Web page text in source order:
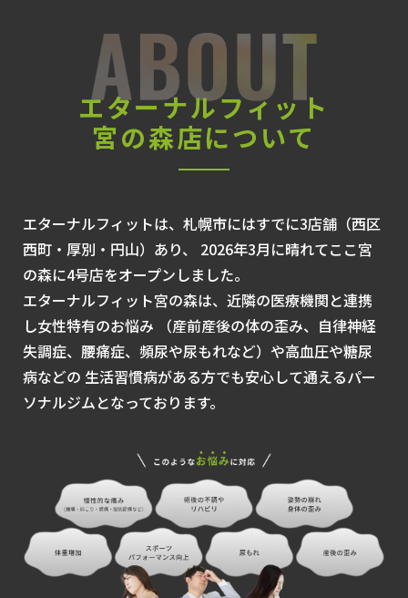
エターナルフィット
宮の森店について
エターナルフィットは、札幌市にはすでに3店舗（西区
西町・厚別・円山）あり、
2026年3月に晴れてここ宮
の森に4号店をオープンしました。
エターナルフィット宮の森は、近隣の医療機関と連携
し女性特有のお悩み （産前産後の体の歪み、自律神経
失調症、腰痛症、頻尿や尿もれなど）や高血圧や糖尿
病などの 生活習慣病がある方でも安心して通えるパー
ソナルジムとなっております。